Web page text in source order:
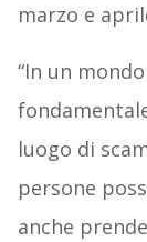
marzo e
“In un
luogo di
persone
anche